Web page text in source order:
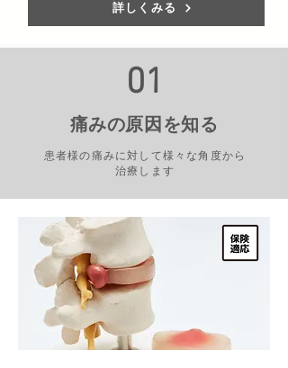
詳しくみる
01
​痛みの原因を知る
患者様の痛みに対して様々な角度から
治療します